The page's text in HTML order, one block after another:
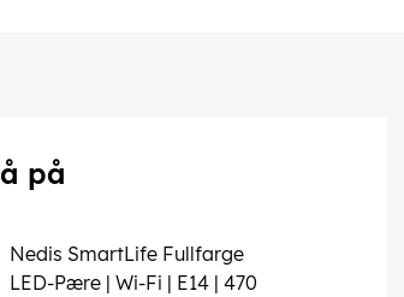
på
Nedis SmartLife Fullfarge
LED-Pære | Wi-Fi | E14 | 470